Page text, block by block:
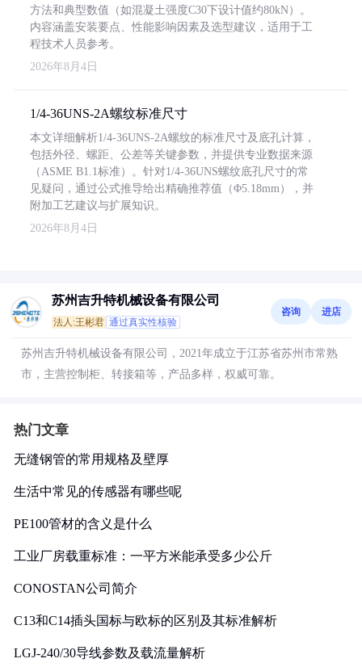
方法和典型数值（如混凝土强度C30下设计值约80kN）。
内容涵盖安装要点、性能影响因素及选型建议，适用于工
程技术人员参考。
2026年8月4日
1/4-36UNS-2A螺纹标准尺寸
本文详细解析1/4-36UNS-2A螺纹的标准尺寸及底孔计算，
包括外径、螺距、公差等关键参数，并提供专业数据来源
（ASME B1.1标准）。针对1/4-36UNS螺纹底孔尺寸的常
见疑问，通过公式推导给出精确推荐值（Φ5.18mm），并
附加工艺建议与扩展知识。
2026年8月4日
苏州吉升特机械设备有限公司
法人:王彬君 通过真实性核验
咨询 进店
苏州吉升特机械设备有限公司，2021年成立于江苏省苏州市常熟
市，主营控制柜、转接箱等，产品多样，权威可靠。
热门文章
无缝钢管的常用规格及壁厚
生活中常见的传感器有哪些呢
PE100管材的含义是什么
工业厂房载重标准：一平方米能承受多少公斤
CONOSTAN公司简介
C13和C14插头国标与欧标的区别及其标准解析
LGJ-240/30导线参数及载流量解析